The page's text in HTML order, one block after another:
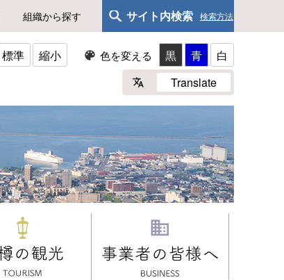
組織から探す サイト内検索 検索方法
標準 縮小 色を変える 黒 青
白
Translate